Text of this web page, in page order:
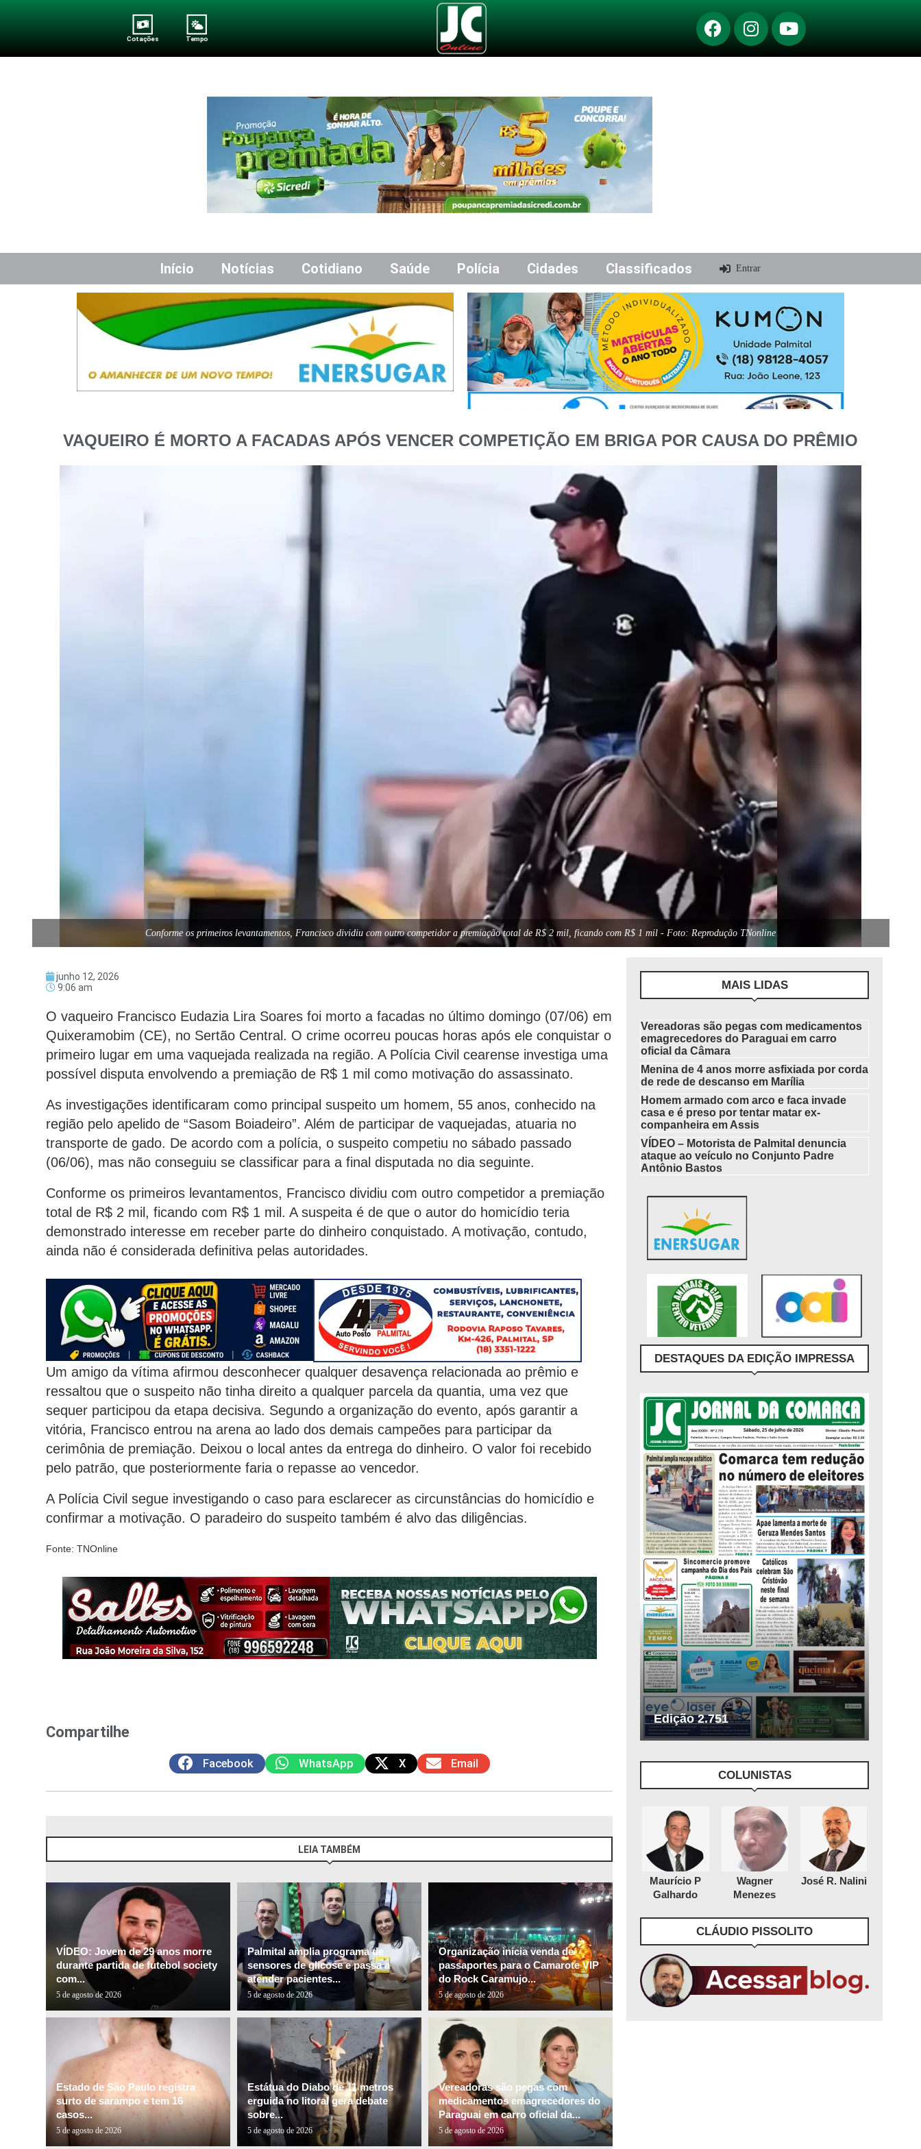
Cotações Tempo
Início Notícias Cotidiano Saúde Polícia Cidades Classificados Entrar
VAQUEIRO É MORTO A FACADAS APÓS VENCER COMPETIÇÃO EM BRIGA POR CAUSA DO PRÊMIO
Conforme os primeiros levantamentos, Francisco dividiu com outro competidor a premiação total de R$ 2 mil, ficando com R$ 1 mil - Foto: Reprodução TNonline
junho 12, 2026
9:06 am
O vaqueiro Francisco Eudazia Lira Soares foi morto a facadas no último domingo (07/06) em
Quixeramobim (CE), no Sertão Central. O crime ocorreu poucas horas após ele conquistar o
primeiro lugar em uma vaquejada realizada na região. A Polícia Civil cearense investiga uma
possível disputa envolvendo a premiação de R$ 1 mil como motivação do assassinato.
As investigações identificaram como principal suspeito um homem, 55 anos, conhecido na
região pelo apelido de “Sasom Boiadeiro”. Além de participar de vaquejadas, atuaria no
transporte de gado. De acordo com a polícia, o suspeito competiu no sábado passado
(06/06), mas não conseguiu se classificar para a final disputada no dia seguinte.
Conforme os primeiros levantamentos, Francisco dividiu com outro competidor a premiação
total de R$ 2 mil, ficando com R$ 1 mil. A suspeita é de que o autor do homicídio teria
demonstrado interesse em receber parte do dinheiro conquistado. A motivação, contudo,
ainda não é considerada definitiva pelas autoridades.
Um amigo da vítima afirmou desconhecer qualquer desavença relacionada ao prêmio e
ressaltou que o suspeito não tinha direito a qualquer parcela da quantia, uma vez que
sequer participou da etapa decisiva. Segundo a organização do evento, após garantir a
vitória, Francisco entrou na arena ao lado dos demais campeões para participar da
cerimônia de premiação. Deixou o local antes da entrega do dinheiro. O valor foi recebido
pelo patrão, que posteriormente faria o repasse ao vencedor.
A Polícia Civil segue investigando o caso para esclarecer as circunstâncias do homicídio e
confirmar a motivação. O paradeiro do suspeito também é alvo das diligências.
Fonte: TNOnline
Compartilhe
Facebook WhatsApp X Email
LEIA TAMBÉM
VÍDEO: Jovem de 29 anos morre
durante partida de futebol society
com...
5 de agosto de 2026
Palmital amplia programa de
sensores de glicose e passa a
atender pacientes...
5 de agosto de 2026
Organização inicia venda de
passaportes para o Camarote VIP
do Rock Caramujo...
5 de agosto de 2026
Estado de São Paulo registra
surto de sarampo e tem 16
casos...
5 de agosto de 2026
Estátua do Diabo de 11 metros
erguida no litoral gera debate
sobre...
5 de agosto de 2026
Vereadoras são pegas com
medicamentos emagrecedores do
Paraguai em carro oficial da...
5 de agosto de 2026
MAIS LIDAS
Vereadoras são pegas com medicamentos
emagrecedores do Paraguai em carro
oficial da Câmara
Menina de 4 anos morre asfixiada por corda
de rede de descanso em Marília
Homem armado com arco e faca invade
casa e é preso por tentar matar ex-
companheira em Assis
VÍDEO – Motorista de Palmital denuncia
ataque ao veículo no Conjunto Padre
Antônio Bastos
DESTAQUES DA EDIÇÃO IMPRESSA
Edição 2.751
COLUNISTAS
Maurício P
Galhardo
Wagner
Menezes
José R. Nalini
CLÁUDIO PISSOLITO